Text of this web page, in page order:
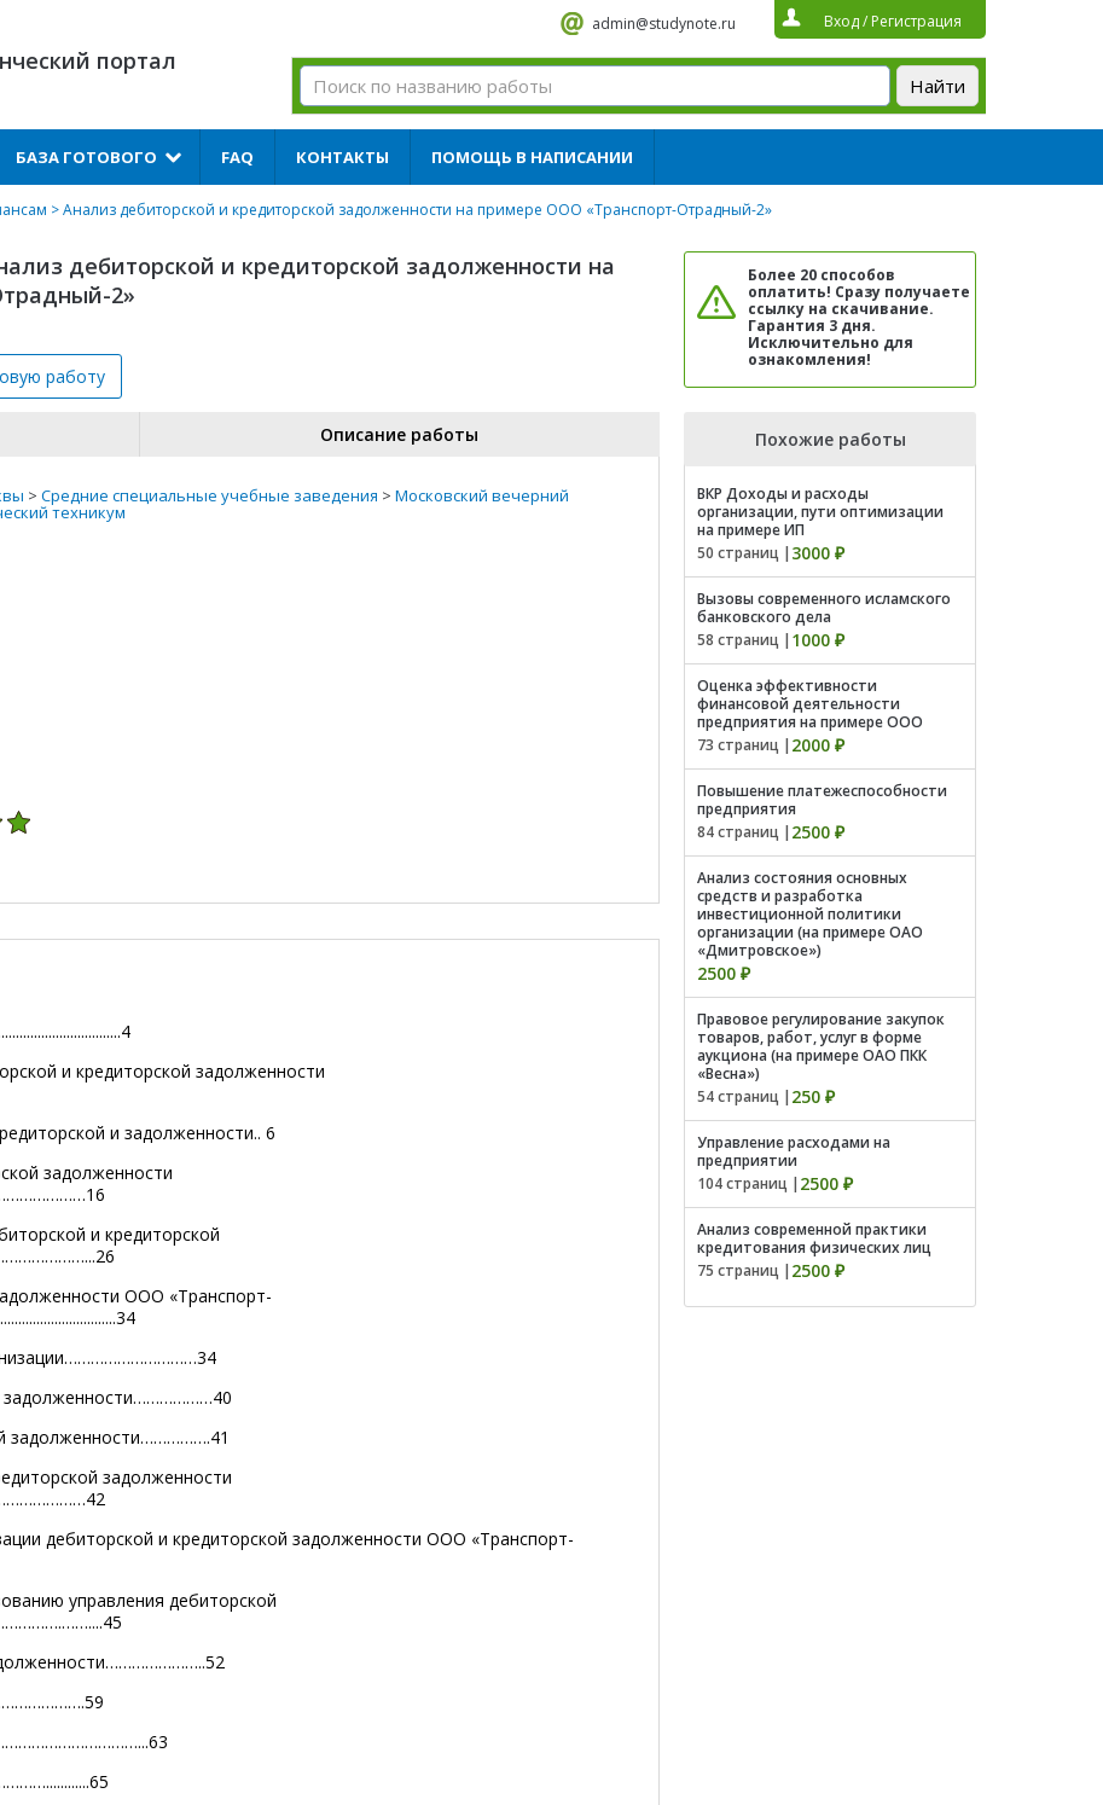
портал
admin@studynote.ru Вход/ Регистрация
БАЗА ГОТОВОГО FAQ КОНТАКТЫ ПОМОЩЬ В НАПИСАНИИ
> Анализ дебиторской и кредиторской задолженности на примере ООО «Транспорт-Отрадный-2»
дебиторской и кредиторской задолженности на
2»
работу
Более 20 способов
оплатить! Сразу получаете
ссылку на скачивание.
Гарантия 3 дня.
Исключительно для
ознакомления!
Описание работы
> Средние специальные учебные заведения > Московский вечерний
техникум
и кредиторской задолженности
и задолженности.. 6
задолженности
и кредиторской
ООО «Транспорт-
задолженности………………40
задолженности…………….41
задолженности
дебиторской и кредиторской задолженности ООО «Транспорт-
управления дебиторской
Похожие работы
ВКР Доходы и расходы
организации, пути оптимизации
на примере ИП
50 страниц | 3000 ₽
Вызовы современного исламского
банковского дела
58 страниц | 1000 ₽
Оценка эффективности
финансовой деятельности
предприятия на примере ООО
73 страниц | 2000 ₽
Повышение платежеспособности
предприятия
84 страниц | 2500 ₽
Анализ состояния основных
средств и разработка
инвестиционной политики
организации (на примере ОАО
«Дмитровское»)
2500 ₽
Правовое регулирование закупок
товаров, работ, услуг в форме
аукциона (на примере ОАО ПКК
«Весна»)
54 страниц | 250 ₽
Управление расходами на
предприятии
104 страниц | 2500 ₽
Анализ современной практики
кредитования физических лиц
75 страниц | 2500 ₽